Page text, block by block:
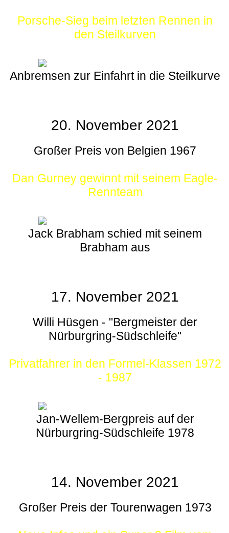
Porsche-Sieg beim letzten Rennen in
den Steilkurven
Anbremsen zur Einfahrt in die Steilkurve
20. November 2021
Großer Preis von Belgien 1967
Dan Gurney gewinnt mit seinem Eagle-
Rennteam
Jack Brabham schied mit seinem
Brabham aus
17. November 2021
Willi Hüsgen - "Bergmeister der
Nürburgring-Südschleife"
Privatfahrer in den Formel-Klassen 1972
- 1987
Jan-Wellem-Bergpreis auf der
Nürburgring-Südschleife 1978
14. November 2021
Großer Preis der Tourenwagen 1973